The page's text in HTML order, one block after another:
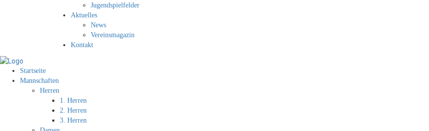
Jugendspielfelder
Aktuelles
News
Vereinsmagazin
Kontakt
Startseite
Mannschaften
Herren
1. Herren
2. Herren
3. Herren